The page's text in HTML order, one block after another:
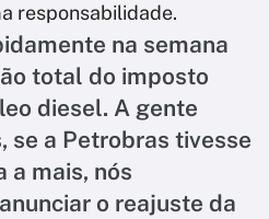
responsabilidade.
na semana
total do imposto
diesel. A gente
se a Petrobras tivesse
a mais, nós
o reajuste da